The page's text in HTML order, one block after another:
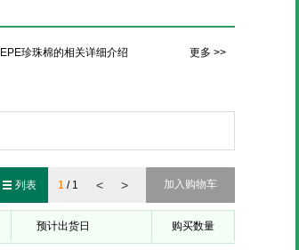
EPE珍珠棉的相关详细介绍
更多 >>
加入购物车
< >
1 / 1
列表
预计出货日 购买数量